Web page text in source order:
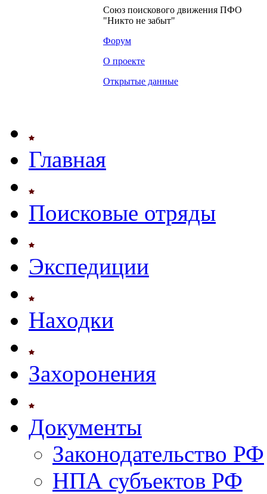
Союз поискового движения ПФО
"Никто не забыт"
Форум
О проекте
Открытые данные
Главная
Поисковые отряды
Экспедиции
Находки
Захоронения
Документы
Законодательство РФ
НПА субъектов РФ